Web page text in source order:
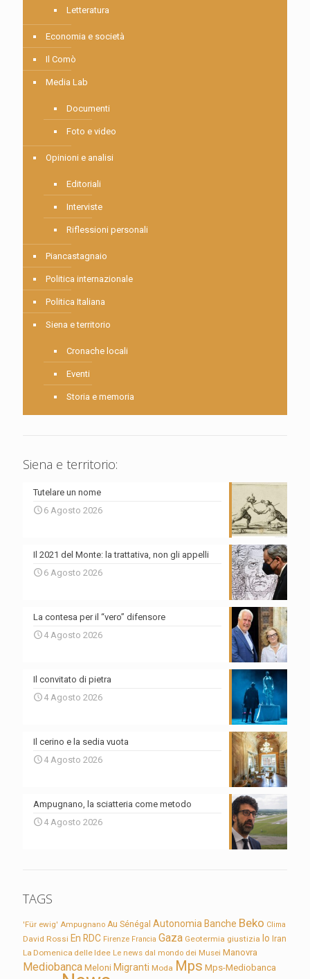
Letteratura
Economia e società
Il Comò
Media Lab
Documenti
Foto e video
Opinioni e analisi
Editoriali
Interviste
Riflessioni personali
Piancastagnaio
Politica internazionale
Politica Italiana
Siena e territorio
Cronache locali
Eventi
Storia e memoria
Siena e territorio:
Tutelare un nome
6 Agosto 2026
Il 2021 del Monte: la trattativa, non gli appelli
6 Agosto 2026
La contesa per il “vero” difensore
4 Agosto 2026
Il convitato di pietra
4 Agosto 2026
Il cerino e la sedia vuota
4 Agosto 2026
Ampugnano, la sciatteria come metodo
4 Agosto 2026
TAGS
'Für ewig' Ampugnano Au Sénégal Autonomia Banche Beko Clima
David Rossi En RDC Firenze Francia Gaza Geotermia giustizia Io Iran
La Domenica delle Idee Le news dal mondo dei Musei Manovra
Mediobanca Meloni Migranti Moda Mps Mps-Mediobanca